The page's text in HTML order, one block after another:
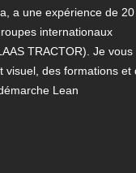
a une expérience de 20
internationaux
TRACTOR). Je vous
visuel, des formations et
Lean